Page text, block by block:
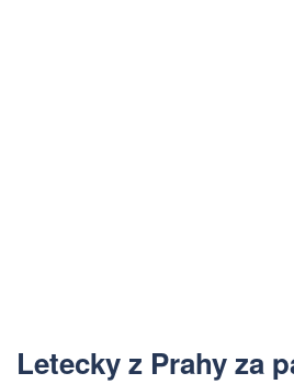
Letecky z Prahy za